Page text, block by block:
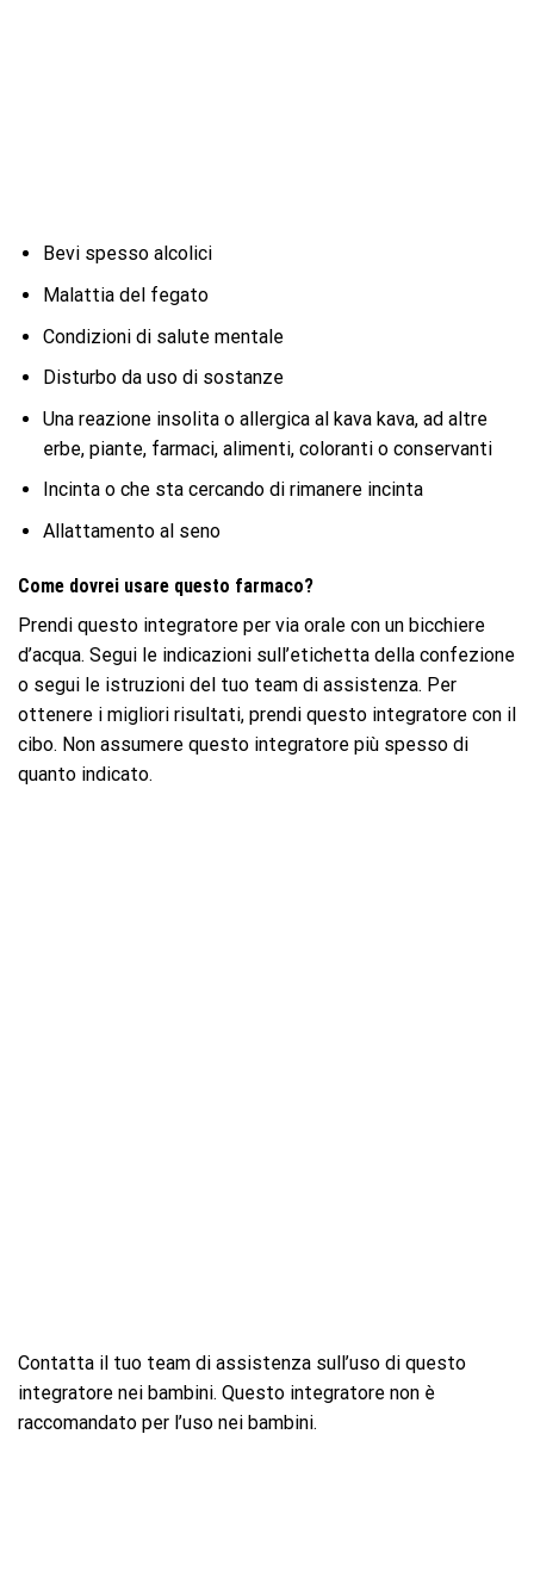
Bevi spesso alcolici
Malattia del fegato
Condizioni di salute mentale
Disturbo da uso di sostanze
Una reazione insolita o allergica al kava kava, ad altre
erbe, piante, farmaci, alimenti, coloranti o conservanti
Incinta o che sta cercando di rimanere incinta
Allattamento al seno
Come dovrei usare questo farmaco?
Prendi questo integratore per via orale con un bicchiere
d’acqua. Segui le indicazioni sull’etichetta della confezione
o segui le istruzioni del tuo team di assistenza. Per
ottenere i migliori risultati, prendi questo integratore con il
cibo. Non assumere questo integratore più spesso di
quanto indicato.
Contatta il tuo team di assistenza sull’uso di questo
integratore nei bambini. Questo integratore non è
raccomandato per l’uso nei bambini.